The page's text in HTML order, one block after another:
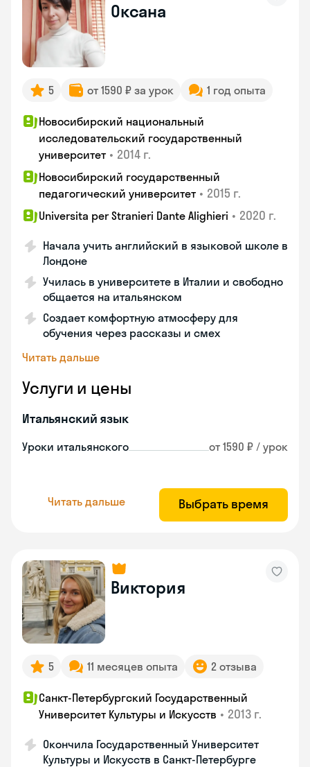
Оксана
5 от 1590 ₽ за урок 1 год опыта
Новосибирский национальный
исследовательский государственный
университет • 2014 г.
Новосибирский государственный
педагогический университет • 2015 г.
Universita per Stranieri Dante Alighieri • 2020 г.
Начала учить английский в языковой школе в
Лондоне
Училась в университете в Италии и свободно
общается на итальянском
Создает комфортную атмосферу для
обучения через рассказы и смех
Читать дальше
Услуги и цены
Итальянский язык
Уроки итальянского от 1590 ₽ / урок
Читать дальше Выбрать время
Виктория
5 11 месяцев опыта 2 отзыва
Санкт-Петербургский Государственный
Университет Культуры и Искусств • 2013 г.
Окончила Государственный Университет
Культуры и Искусств в Санкт-Петербурге